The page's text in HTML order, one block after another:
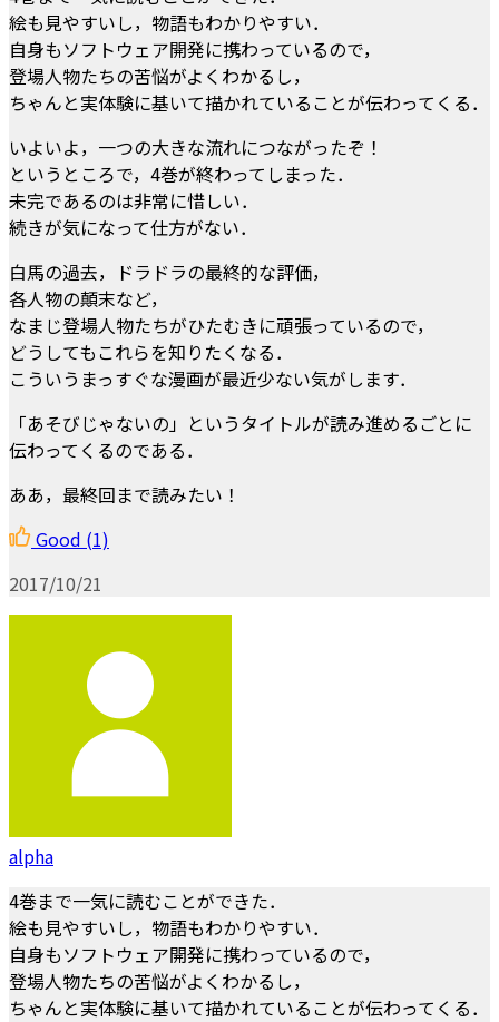
絵も見やすいし，物語もわかりやすい．
自身もソフトウェア開発に携わっているので，
登場人物たちの苦悩がよくわかるし，
ちゃんと実体験に基いて描かれていることが伝わってくる．
いよいよ，一つの大きな流れにつながったぞ！
というところで，4巻が終わってしまった．
未完であるのは非常に惜しい．
続きが気になって仕方がない．
白馬の過去，ドラドラの最終的な評価，
各人物の顛末など，
なまじ登場人物たちがひたむきに頑張っているので，
どうしてもこれらを知りたくなる．
こういうまっすぐな漫画が最近少ない気がします．
「あそびじゃないの」というタイトルが読み進めるごとに
伝わってくるのである．
ああ，最終回まで読みたい！
Good (1)
2017/10/21
alpha
4巻まで一気に読むことができた．
絵も見やすいし，物語もわかりやすい．
自身もソフトウェア開発に携わっているので，
登場人物たちの苦悩がよくわかるし，
ちゃんと実体験に基いて描かれていることが伝わってくる．